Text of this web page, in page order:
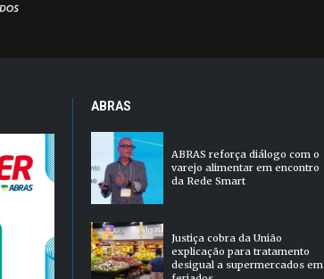
ABRAS
ABRAS reforça diálogo com o
varejo alimentar em encontro
da Rede Smart
Justiça cobra da União
explicação para tratamento
desigual a supermercados em